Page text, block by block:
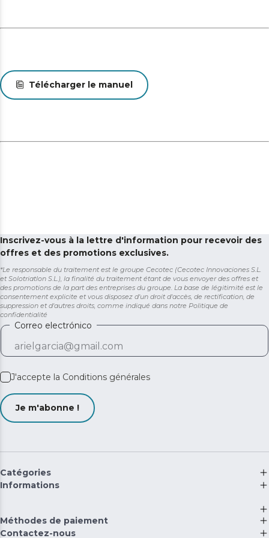
Télécharger le manuel
Inscrivez-vous à la lettre d'information pour recevoir des
offres et des promotions exclusives.
*Le responsable du traitement est le groupe Cecotec (Cecotec Innovaciones S.L.
et Solotriatlon S.L.), la finalité du traitement étant de vous envoyer des offres et
des promotions de la part des entreprises du groupe. La base de légitimité est le
consentement explicite et vous disposez d'un droit d'accès, de rectification, de
suppression et d'autres droits, comme indiqué dans notre Politique de
confidentialité
Correo electrónico
J'accepte la Conditions générales
Je m'abonne !
Catégories
Informations
Méthodes de paiement
Contactez-nous